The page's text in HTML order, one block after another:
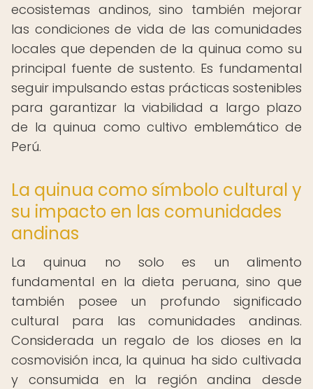
ecosistemas andinos, sino también mejorar
las condiciones de vida de las comunidades
locales que dependen de la quinua como su
principal fuente de sustento. Es fundamental
seguir impulsando estas prácticas sostenibles
para garantizar la viabilidad a largo plazo
de la quinua como cultivo emblemático de
Perú.
La quinua como símbolo cultural y
su impacto en las comunidades
andinas
La quinua no solo es un alimento
fundamental en la dieta peruana, sino que
también posee un profundo significado
cultural para las comunidades andinas.
Considerada un regalo de los dioses en la
cosmovisión inca, la quinua ha sido cultivada
y consumida en la región andina desde